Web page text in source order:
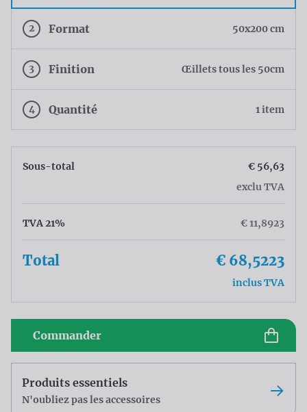
2 Format 50x200 cm
3 Finition Œillets tous les 50cm
4 Quantité 1 item
Sous-total
€ 56,63
exclu TVA
TVA 21% € 11,8923
Total € 68,5223
inclus TVA
Commander
Produits essentiels
N'oubliez pas les accessoires